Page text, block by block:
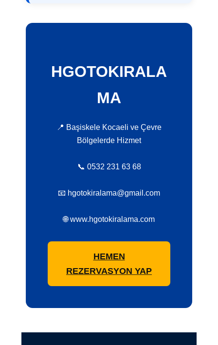
HGOTOKIRALA
MA
📍 Başiskele Kocaeli ve Çevre
Bölgelerde Hizmet
📞 0532 231 63 68
📧 hgotokiralama@gmail.com
🌐 www.hgotokiralama.com
HEMEN
REZERVASYON YAP